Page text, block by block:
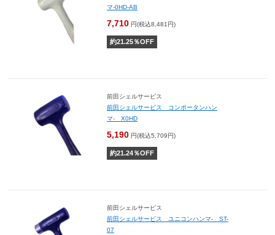
マ-0HD-AB
7,710 円(税込8,481円)
約21.25％OFF
前田シェルサービス
前田シェルサービス コンポータンハン
マ- X0HD
5,190 円(税込5,709円)
約21.24％OFF
前田シェルサービス
前田シェルサービス ユニコンハンマ- ST-
07